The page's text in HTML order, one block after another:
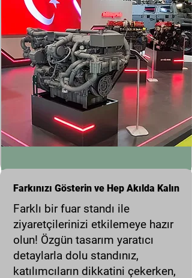
Farkınızı Gösterin ve Hep Akılda Kalın
Farklı bir fuar standı ile
ziyaretçilerinizi etkilemeye hazır
olun! Özgün tasarım yaratıcı
detaylarla dolu standınız,
katılımcıların dikkatini çekerken,